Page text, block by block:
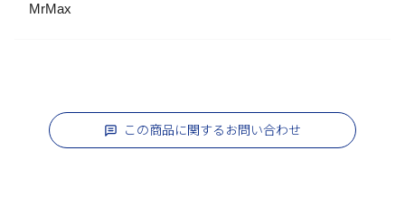
MrMax
この商品に関するお問い合わせ